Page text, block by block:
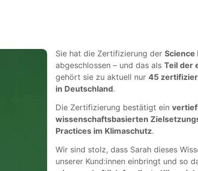
Sie hat die Zertifizierung derScience
abgeschlossen – und das alsTeil der
gehört sie zu aktuell nur45
in Deutschland.
Die Zertifizierung bestätigt ein
wissenschaftsbasierten
Practices im Klimaschutz.
Wir sind stolz, dass Sarah dieses
unserer Kund:innen einbringt und so